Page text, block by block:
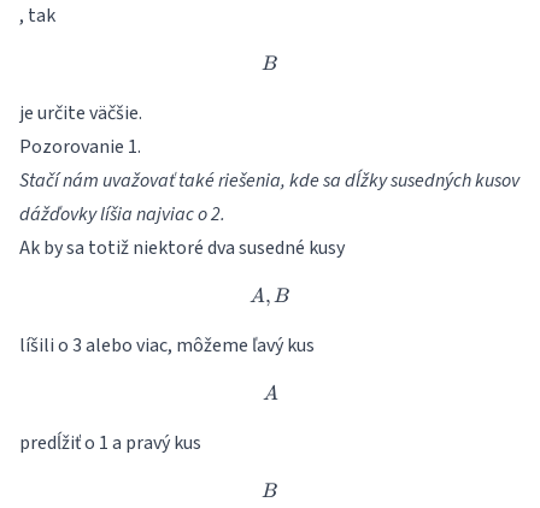
, tak
B
B
je určite väčšie.
Pozorovanie 1.
Stačí nám uvažovať také riešenia, kde sa dĺžky susedných kusov
dážďovky líšia najviac o 2.
Ak by sa totiž niektoré dva susedné kusy
A,B
A, B
líšili o 3 alebo viac, môžeme ľavý kus
A
A
predĺžiť o 1 a pravý kus
B
B